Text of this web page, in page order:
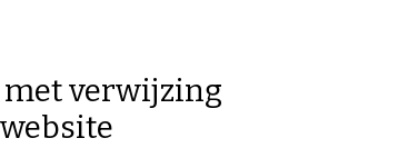
met verwijzing